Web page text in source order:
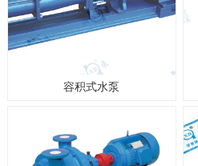
容积式水泵